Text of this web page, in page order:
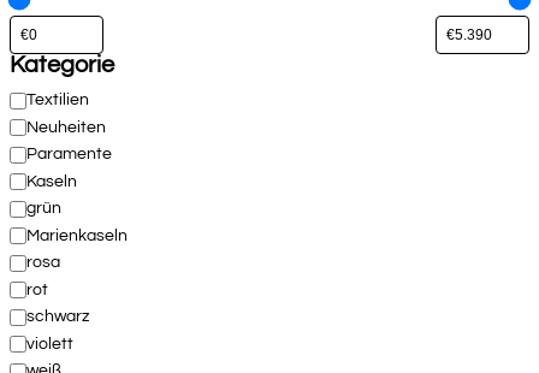
Kategorie
Kategorie
Textilien
Neuheiten
Paramente
Kaseln
grün
Marienkaseln
rosa
rot
schwarz
violett